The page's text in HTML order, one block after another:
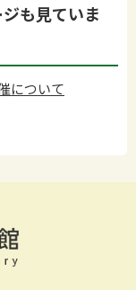
も見ていま
について